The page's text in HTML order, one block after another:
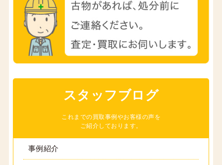
スタッフブログ
これまでの買取事例やお客様の声を
ご紹介しております。
事例紹介